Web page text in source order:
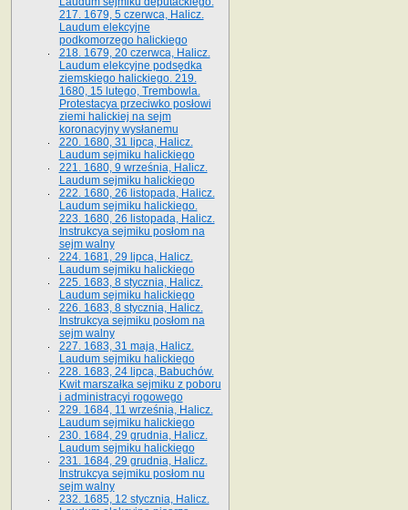
217. 1679, 5 czerwca, Halicz.
Laudum elekcyjne
podkomorzego halickiego
218. 1679, 20 czerwca, Halicz.
Laudum elekcyjne podsędka
ziemskiego halickiego. 219.
1680, 15 lutego, Trembowla.
Protestacya przeciwko posłowi
ziemi halickiej na sejm
koronacyjny wysłanemu
220. 1680, 31 lipca, Halicz.
Laudum sejmiku halickiego
221. 1680, 9 września, Halicz.
Laudum sejmiku halickiego
222. 1680, 26 listopada, Halicz.
Laudum sejmiku halickiego.
223. 1680, 26 listopada, Halicz.
Instrukcya sejmiku posłom na
sejm walny
224. 1681, 29 lipca, Halicz.
Laudum sejmiku halickiego
225. 1683, 8 stycznia, Halicz.
Laudum sejmiku halickiego
226. 1683, 8 stycznia, Halicz.
Instrukcya sejmiku posłom na
sejm walny
227. 1683, 31 maja, Halicz.
Laudum sejmiku halickiego
228. 1683, 24 lipca, Babuchów.
Kwit marszałka sejmiku z poboru
i administracyi rogowego
229. 1684, 11 września, Halicz.
Laudum sejmiku halickiego
230. 1684, 29 grudnia, Halicz.
Laudum sejmiku halickiego
231. 1684, 29 grudnia, Halicz.
Instrukcya sejmiku posłom nu
sejm walny
232. 1685, 12 stycznia, Halicz.